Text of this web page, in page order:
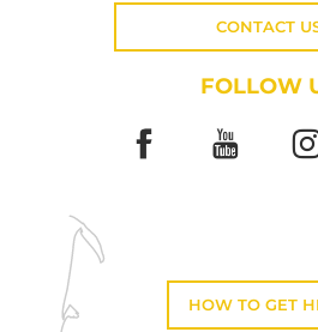
CONTACT
FOLLOW
HOW TO GET